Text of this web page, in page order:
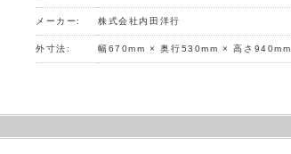
メーカー: 株式会社内田洋行
外寸法: 幅670mm × 奥行530mm × 高さ940mm